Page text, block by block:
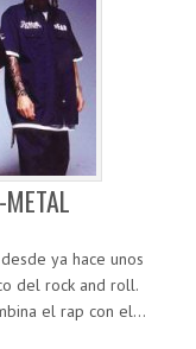
ya hace unos
del rock and roll.
el rap con el…